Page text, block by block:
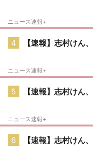
ニュース速報+
4 【速報】志村けん
ニュース速報+
5 【速報】志村けん
ニュース速報+
6 【速報】志村けん